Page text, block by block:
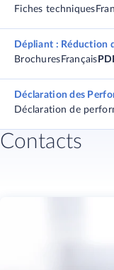
Fiches techniques
Dépliant : Réduction
Brochures Français
Déclaration des
Déclaration de
Contacts